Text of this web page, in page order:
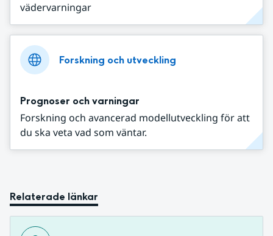
vädervarningar
Forskning och utveckling
Prognoser och varningar
Forskning och avancerad modellutveckling för att
du ska veta vad som väntar.
Relaterade länkar